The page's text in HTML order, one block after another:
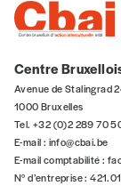
Édition
AJOUTER
Offre
Centre
Avenue de Stalingrad
1000 Bruxelles
Tel. +32 (0)2 289 70
E-mail : info@cbai.be
E-mail comptabilité :
N° d’entreprise :